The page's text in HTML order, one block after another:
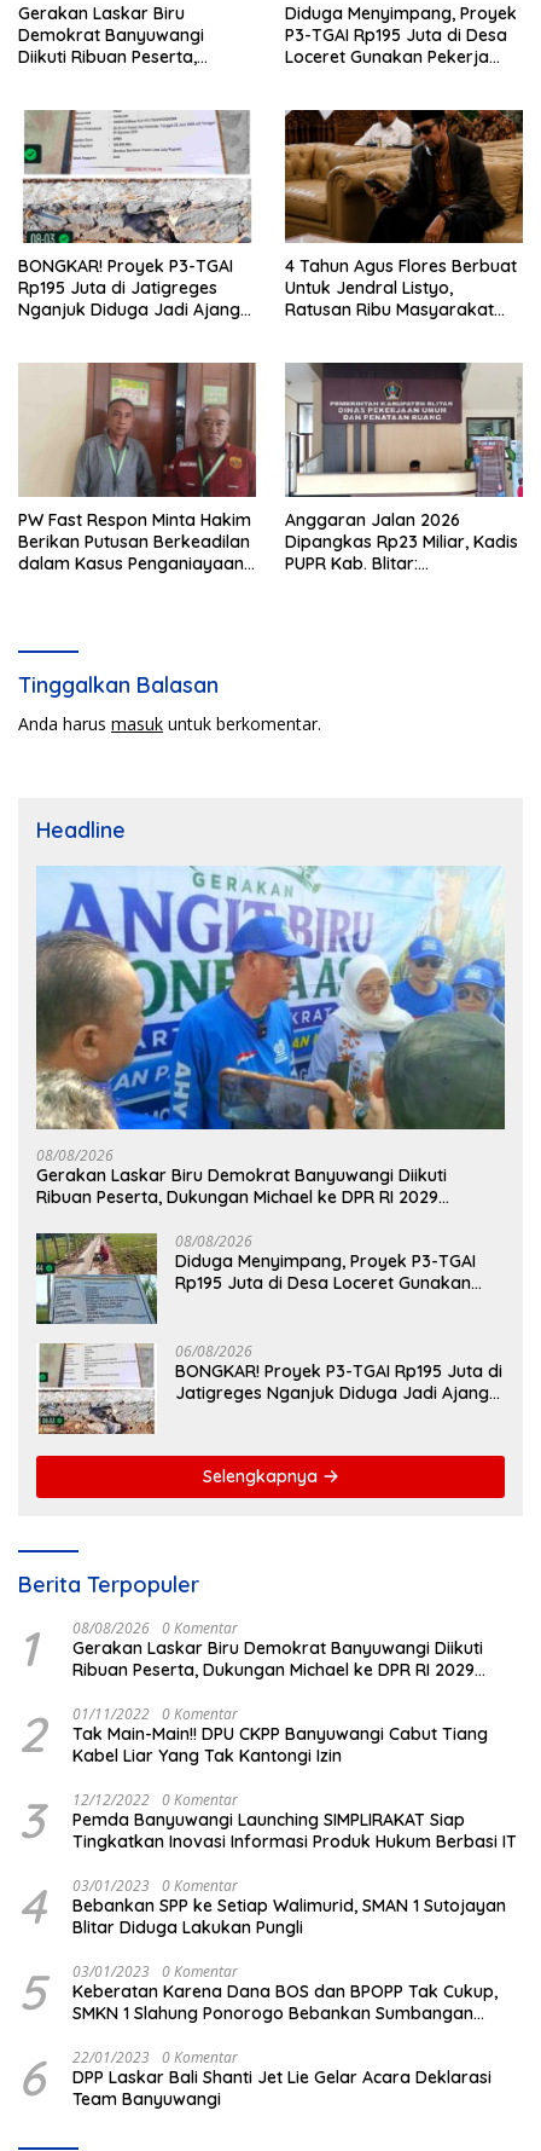
Gerakan Laskar Biru
Demokrat Banyuwangi
Diikuti Ribuan Peserta,
Diduga Menyimpang, Proyek
P3-TGAI Rp195 Juta di Desa
Loceret Gunakan Pekerja
BONGKAR! Proyek P3-TGAI
Rp195 Juta di Jatigreges
Nganjuk Diduga Jadi Ajang
4 Tahun Agus Flores Berbuat
Untuk Jendral Listyo,
Ratusan Ribu Masyarakat
PW Fast Respon Minta Hakim
Berikan Putusan Berkeadilan
dalam Kasus Penganiayaan
Anggaran Jalan 2026
Dipangkas Rp23 Miliar, Kadis
PUPR Kab. Blitar:
Tinggalkan Balasan
Anda harus masuk untuk berkomentar.
Headline
08/08/2026
Gerakan Laskar Biru Demokrat Banyuwangi Diikuti
Ribuan Peserta, Dukungan Michael ke DPR RI 2029
08/08/2026
Diduga Menyimpang, Proyek P3-TGAI
Rp195 Juta di Desa Loceret Gunakan
06/08/2026
BONGKAR! Proyek P3-TGAI Rp195 Juta di
Jatigreges Nganjuk Diduga Jadi Ajang
Selengkapnya
Berita Terpopuler
1 08/08/2026 0 Komentar
Gerakan Laskar Biru Demokrat Banyuwangi Diikuti
Ribuan Peserta, Dukungan Michael ke DPR RI 2029
2 01/11/2022 0 Komentar
Tak Main-Main!! DPU CKPP Banyuwangi Cabut Tiang
Kabel Liar Yang Tak Kantongi Izin
3 12/12/2022 0 Komentar
Pemda Banyuwangi Launching SIMPLIRAKAT Siap
Tingkatkan Inovasi Informasi Produk Hukum Berbasi IT
4 03/01/2023 0 Komentar
Bebankan SPP ke Setiap Walimurid, SMAN 1 Sutojayan
Blitar Diduga Lakukan Pungli
5 03/01/2023 0 Komentar
Keberatan Karena Dana BOS dan BPOPP Tak Cukup,
SMKN 1 Slahung Ponorogo Bebankan Sumbangan
6 22/01/2023 0 Komentar
DPP Laskar Bali Shanti Jet Lie Gelar Acara Deklarasi
Team Banyuwangi